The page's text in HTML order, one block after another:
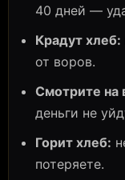
40 дней —
Крадут хлеб:
от воров.
Смотрите на
деньги не
Горит хлеб:
потеряете.